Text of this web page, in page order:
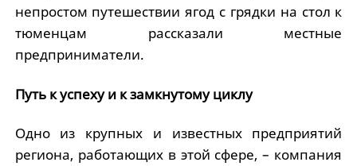
непростом путешествии ягод с грядки на стол к
тюменцам рассказали местные
предприниматели.
Путь к успеху и к замкнутому циклу
Одно из крупных и известных предприятий
региона, работающих в этой сфере, – компания